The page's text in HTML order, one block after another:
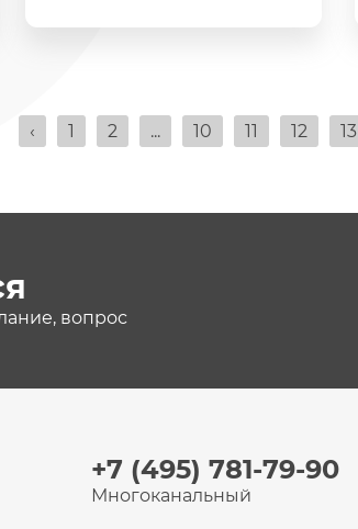
‹ 1 2 ... 10 11 12 13
вопрос
+7 (495) 781-79-90
Многоканальный